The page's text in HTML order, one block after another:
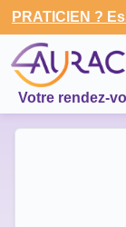
PRATICIEN ?
Votre rendez-